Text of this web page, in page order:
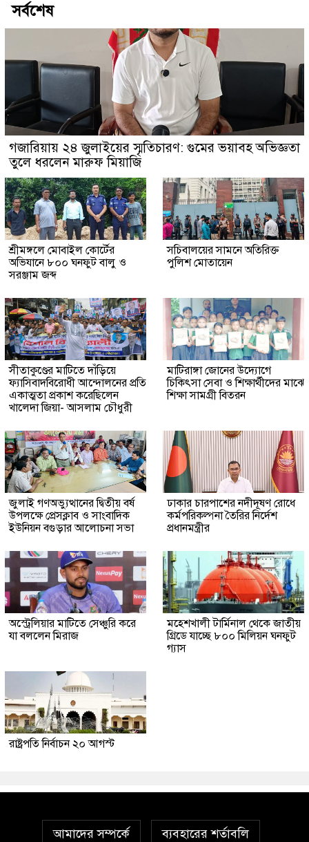
সর্বশেষ
গজারিয়ায় ২৪ জুলাইয়ের স্মৃতিচারণ: গুমের ভয়াবহ অভিজ্ঞতা
তুলে ধরলেন মারুফ মিয়াজি
শ্রীমঙ্গলে মোবাইল কোর্টের
অভিযানে ৮০০ ঘনফুট বালু ও
সরঞ্জাম জব্দ
সচিবালয়ের সামনে অতিরিক্ত
পুলিশ মোতায়েন
সীতাকুণ্ডের মাটিতে দাঁড়িয়ে
ফ্যাসিবাদবিরোধী আন্দোলনের প্রতি
একাত্মতা প্রকাশ করেছিলেন
খালেদা জিয়া- আসলাম চৌধুরী
মাটিরাঙ্গা জোনের উদ্যোগে
চিকিৎসা সেবা ও শিক্ষার্থীদের মাঝে
শিক্ষা সামগ্রী বিতরন
জুলাই গণঅভ্যুত্থানের দ্বিতীয় বর্ষ
উপলক্ষে প্রেসক্লাব ও সাংবাদিক
ইউনিয়ন বগুড়ার আলোচনা সভা
ঢাকার চারপাশের নদীদূষণ রোধে
কর্মপরিকল্পনা তৈরির নির্দেশ
প্রধানমন্ত্রীর
অস্ট্রেলিয়ার মাটিতে সেঞ্চুরি করে
যা বললেন মিরাজ
মহেশখালী টার্মিনাল থেকে জাতীয়
গ্রিডে যাচ্ছে ৮০০ মিলিয়ন ঘনফুট
গ্যাস
রাষ্ট্রপতি নির্বাচন ২০ আগস্ট
আমাদের সম্পর্কে ব্যবহারের শর্তাবলি